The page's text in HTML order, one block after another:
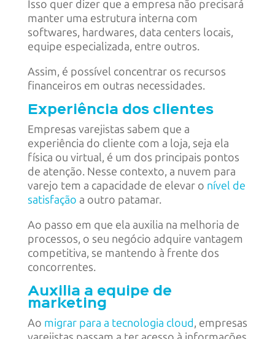
Isso quer dizer que a empresa não precisará
manter uma estrutura interna com
softwares, hardwares, data centers locais,
equipe especializada, entre outros.
Assim, é possível concentrar os recursos
financeiros em outras necessidades.
Experiência dos clientes
Empresas varejistas sabem que a
experiência do cliente com a loja, seja ela
física ou virtual, é um dos principais pontos
de atenção. Nesse contexto, a nuvem para
varejo tem a capacidade de elevar o nível de
satisfação a outro patamar.
Ao passo em que ela auxilia na melhoria de
processos, o seu negócio adquire vantagem
competitiva, se mantendo à frente dos
concorrentes.
Auxilia a equipe de
marketing
Ao migrar para a tecnologia cloud, empresas